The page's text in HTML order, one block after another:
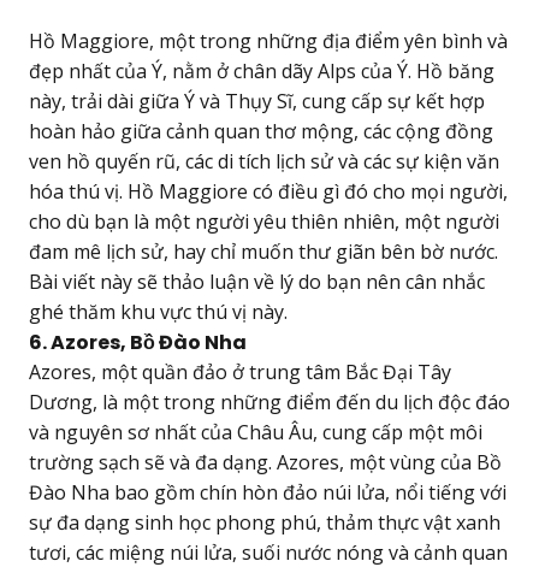
Hồ Maggiore, một trong những địa điểm yên bình và
đẹp nhất của Ý, nằm ở chân dãy Alps của Ý. Hồ băng
này, trải dài giữa Ý và Thụy Sĩ, cung cấp sự kết hợp
hoàn hảo giữa cảnh quan thơ mộng, các cộng đồng
ven hồ quyến rũ, các di tích lịch sử và các sự kiện văn
hóa thú vị. Hồ Maggiore có điều gì đó cho mọi người,
cho dù bạn là một người yêu thiên nhiên, một người
đam mê lịch sử, hay chỉ muốn thư giãn bên bờ nước.
Bài viết này sẽ thảo luận về lý do bạn nên cân nhắc
ghé thăm khu vực thú vị này.
6. Azores, Bồ Đào Nha
Azores, một quần đảo ở trung tâm Bắc Đại Tây
Dương, là một trong những điểm đến du lịch độc đáo
và nguyên sơ nhất của Châu Âu, cung cấp một môi
trường sạch sẽ và đa dạng. Azores, một vùng của Bồ
Đào Nha bao gồm chín hòn đảo núi lửa, nổi tiếng với
sự đa dạng sinh học phong phú, thảm thực vật xanh
tươi, các miệng núi lửa, suối nước nóng và cảnh quan